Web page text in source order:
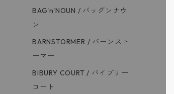
BAG'n'NOUN / バッグンナウ
ン
BARNSTORMER / バーンスト
ーマー
BIBURY COURT / バイブリー
コート